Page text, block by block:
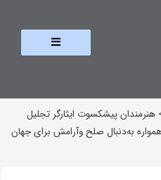
هنرمندان پیشکسوت ایثارگر تجلیل
به‌دنبال صلح وآرامش برای جهان